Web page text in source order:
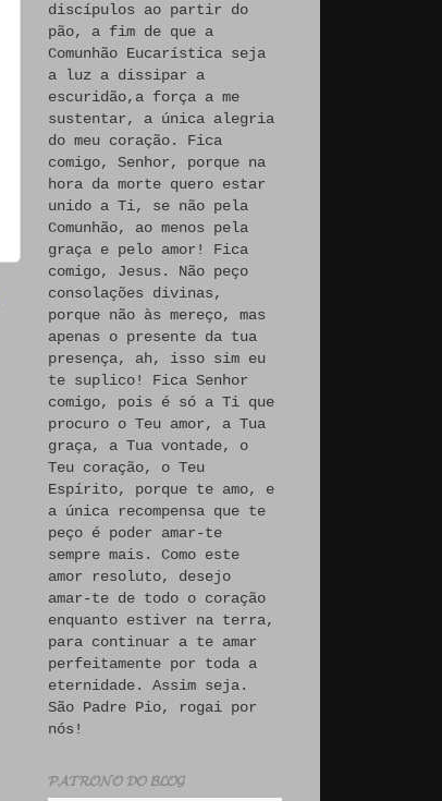
discípulos ao partir do
pão, a fim de que a
Comunhão Eucarística seja
a luz a dissipar a
escuridão,a força a me
sustentar, a única alegria
do meu coração. Fica
comigo, Senhor, porque na
hora da morte quero estar
unido a Ti, se não pela
Comunhão, ao menos pela
graça e pelo amor! Fica
comigo, Jesus. Não peço
consolações divinas,
porque não às mereço, mas
apenas o presente da tua
presença, ah, isso sim eu
te suplico! Fica Senhor
comigo, pois é só a Ti que
procuro o Teu amor, a Tua
graça, a Tua vontade, o
Teu coração, o Teu
Espírito, porque te amo, e
a única recompensa que te
peço é poder amar-te
sempre mais. Como este
amor resoluto, desejo
amar-te de todo o coração
enquanto estiver na terra,
para continuar a te amar
perfeitamente por toda a
eternidade. Assim seja.
São Padre Pio, rogai por
nós!
𝓟𝓐𝓣𝓡𝓞𝓝𝓞 𝓓𝓞 𝓑𝓛𝓞𝓖